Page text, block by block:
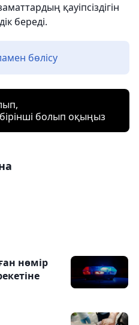
қауіпсіздігін
береді.
бөлісу
болып оқыңыз
нөмір